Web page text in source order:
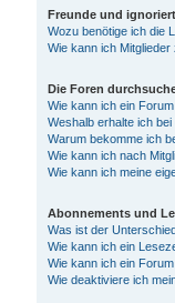
Freunde und
Wozu benötige ich die
Wie kann ich
Die Foren
Wie kann ich ein
Weshalb erhalte ich
Warum bekomme ich
Wie kann ich nach
Wie kann ich meine
Abonnements und
Was ist der
Wie kann ich ein
Wie kann ich ein
Wie deaktiviere ich